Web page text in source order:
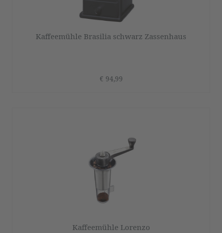
Kaffeemühle Brasilia schwarz Zassenhaus
€ 94,99
Kaffeemühle Lorenzo